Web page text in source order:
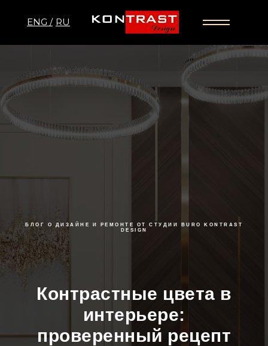
ENG / RU
БЛОГ О ДИЗАЙНЕ И РЕМОНТЕ ОТ СТУДИИ BURO KONTRAST
DESIGN
Контрастные цвета в
интерьере:
проверенный рецепт